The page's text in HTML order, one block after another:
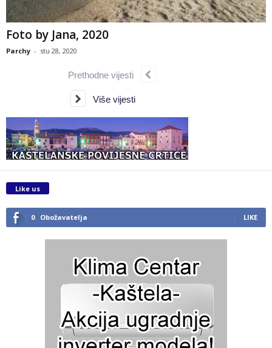
Foto by Jana, 2020
Parchy - stu 28, 2020
Prethodne vijesti
Više vijesti
Like us
0 Obožavatelja LIKE